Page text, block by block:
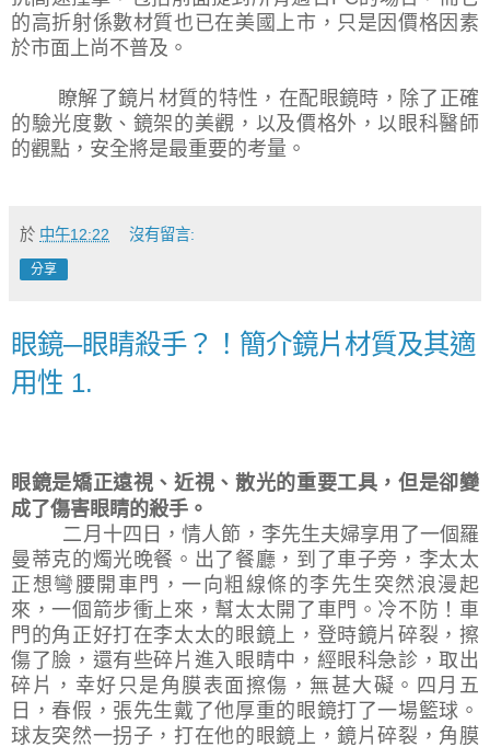
的高折射係數材質也已在美國上市，只是因價格因素
於市面上尚不普及。
瞭解了鏡片材質的特性，在配眼鏡時，除了正確
的驗光度數、鏡架的美觀，以及價格外，以眼科醫師
的觀點，安全將是最重要的考量。
於 中午12:22 沒有留言:
分享
眼鏡─眼睛殺手？！簡介鏡片材質及其適
用性 1.
眼鏡是矯正遠視、近視、散光的重要工具，但是卻變
成了傷害眼睛的殺手。
二月十四日，情人節，李先生夫婦享用了一個羅
曼蒂克的燭光晚餐。出了餐廳，到了車子旁，李太太
正想彎腰開車門，一向粗線條的李先生突然浪漫起
來，一個箭步衝上來，幫太太開了車門。冷不防！車
門的角正好打在李太太的眼鏡上，登時鏡片碎裂，擦
傷了臉，還有些碎片進入眼睛中，經眼科急診，取出
碎片，幸好只是角膜表面擦傷，無甚大礙。四月五
日，春假，張先生戴了他厚重的眼鏡打了一場籃球。
球友突然一拐子，打在他的眼鏡上，鏡片碎裂，角膜